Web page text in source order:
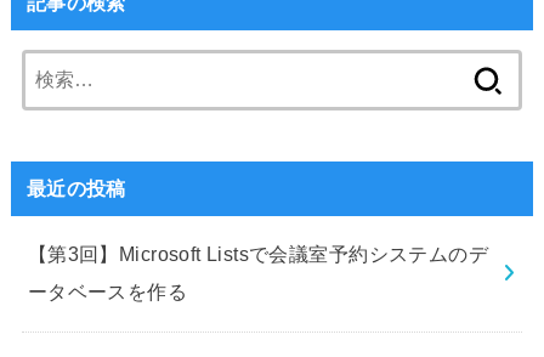
索:
最近の投稿
【第3回】Microsoft Listsで会議室予約システムのデ
ータベースを作る